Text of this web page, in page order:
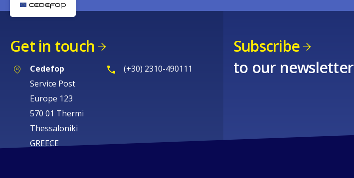
Get in touch
Cedefop
Service Post
Europe 123
570 01 Thermi
Thessaloniki
GREECE
(+30) 2310-490111
Subscribe
to our newsletter